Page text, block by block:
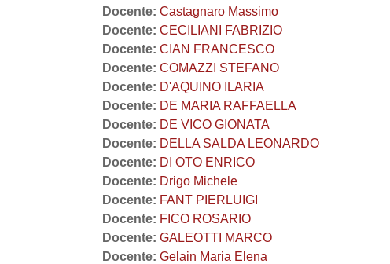
Docente: Castagnaro Massimo
Docente: CECILIANI FABRIZIO
Docente: CIAN FRANCESCO
Docente: COMAZZI STEFANO
Docente: D'AQUINO ILARIA
Docente: DE MARIA RAFFAELLA
Docente: DE VICO GIONATA
Docente: DELLA SALDA LEONARDO
Docente: DI OTO ENRICO
Docente: Drigo Michele
Docente: FANT PIERLUIGI
Docente: FICO ROSARIO
Docente: GALEOTTI MARCO
Docente: Gelain Maria Elena